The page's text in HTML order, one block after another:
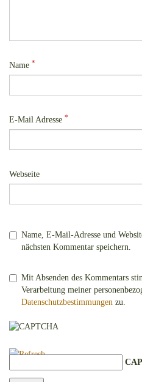
Name *
E-Mail Adresse *
Webseite
Name, E-Mail-Adresse und
nächsten Kommentar speichern.
Mit Absenden des Kommentars
Verarbeitung meiner
Datenschutzbestimmungen zu.